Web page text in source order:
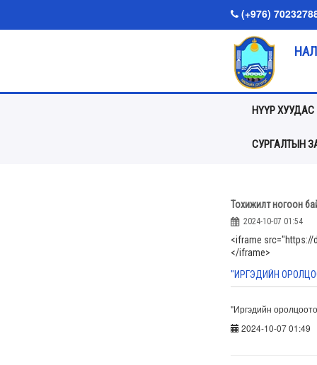
(+976)
НҮҮР ХУУДАС
СУРГАЛТЫН
Тохижилт ногоон
2024-10-07 01:54
<iframe src="https://
</iframe>
"ИРГЭДИЙН
"Иргэдийн
2024-10-07 01:49